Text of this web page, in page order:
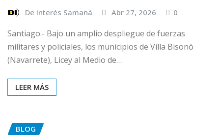
De Interés Samaná Abr 27, 2026 0
Santiago.- Bajo un amplio despliegue de fuerzas
militares y policiales, los municipios de Villa Bisonó
(Navarrete), Licey al Medio de…
LEER MÁS
BLOG